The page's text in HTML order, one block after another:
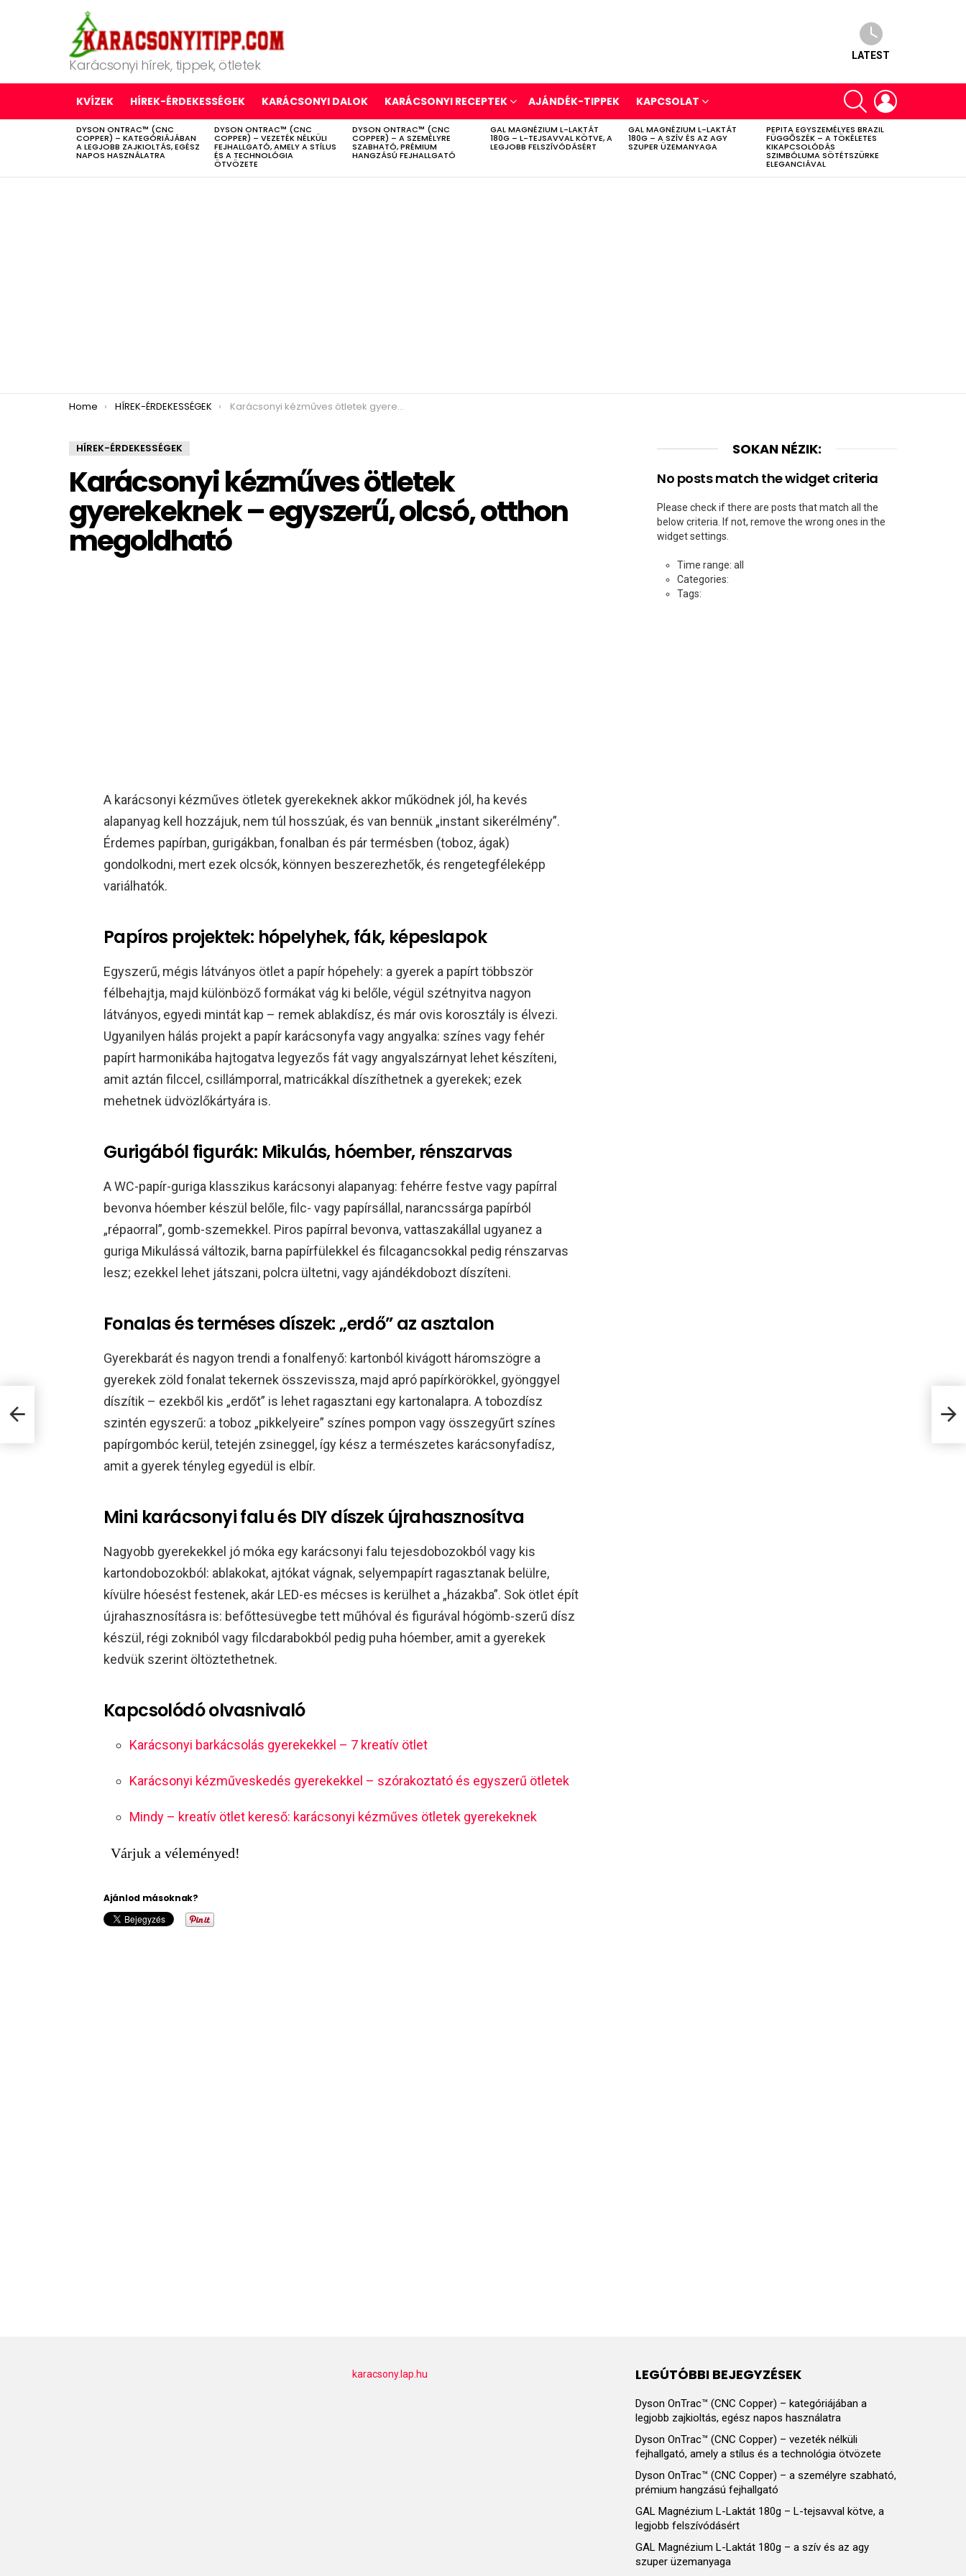
Karácsonyi hírek, tippek, ötletek
LATEST
KVÍZEK HÍREK-ÉRDEKESSÉGEK KARÁCSONYI DALOK KARÁCSONYI RECEPTEK AJÁNDÉK-TIPPEK KAPCSOLAT
SEARCH
LATEST
STORIES
DYSON ONTRAC™ (CNC
COPPER) – KATEGÓRIÁJÁBAN
A LEGJOBB ZAJKIOLTÁS, EGÉSZ
NAPOS HASZNÁLATRA
DYSON ONTRAC™ (CNC
COPPER) – VEZETÉK NÉLKÜLI
FEJHALLGATÓ, AMELY A STÍLUS
ÉS A TECHNOLÓGIA
ÖTVÖZETE
DYSON ONTRAC™ (CNC
COPPER) – A SZEMÉLYRE
SZABHATÓ, PRÉMIUM
HANGZÁSÚ FEJHALLGATÓ
GAL MAGNÉZIUM L-LAKTÁT
180G – L-TEJSAVVAL KÖTVE, A
LEGJOBB FELSZÍVÓDÁSÉRT
GAL MAGNÉZIUM L-LAKTÁT
180G – A SZÍV ÉS AZ AGY
SZUPER ÜZEMANYAGA
PEPITA EGYSZEMÉLYES BRAZIL
FÜGGŐSZÉK – A TÖKÉLETES
KIKAPCSOLÓDÁS
SZIMBÓLUMA SÖTÉTSZÜRKE
ELEGANCIÁVAL
You are here:
Home HÍREK-ÉRDEKESSÉGEK Karácsonyi kézműves ötletek gyerekeknek – egyszerű, olcsó, otthon megoldható
HÍREK-ÉRDEKESSÉGEK
Karácsonyi kézműves ötletek
gyerekeknek – egyszerű, olcsó, otthon
megoldható
A karácsonyi kézműves ötletek gyerekeknek akkor működnek jól, ha kevés
alapanyag kell hozzájuk, nem túl hosszúak, és van bennük „instant sikerélmény”.
Érdemes papírban, gurigákban, fonalban és pár termésben (toboz, ágak)
gondolkodni, mert ezek olcsók, könnyen beszerezhetők, és rengetegféleképp
variálhatók.​
Papíros projektek: hópelyhek, fák, képeslapok
Egyszerű, mégis látványos ötlet a papír hópehely: a gyerek a papírt többször
félbehajtja, majd különböző formákat vág ki belőle, végül szétnyitva nagyon
látványos, egyedi mintát kap – remek ablakdísz, és már ovis korosztály is élvezi.
Ugyanilyen hálás projekt a papír karácsonyfa vagy angyalka: színes vagy fehér
papírt harmonikába hajtogatva legyezős fát vagy angyalszárnyat lehet készíteni,
amit aztán filccel, csillámporral, matricákkal díszíthetnek a gyerekek; ezek
mehetnek üdvözlőkártyára is.​​
Gurigából figurák: Mikulás, hóember, rénszarvas
A WC-papír-guriga klasszikus karácsonyi alapanyag: fehérre festve vagy papírral
bevonva hóember készül belőle, filc- vagy papírsállal, narancssárga papírból
„répaorral”, gomb-szemekkel. Piros papírral bevonva, vattaszakállal ugyanez a
guriga Mikulássá változik, barna papírfülekkel és filcagancsokkal pedig rénszarvas
lesz; ezekkel lehet játszani, polcra ültetni, vagy ajándékdobozt díszíteni.​
Fonalas és terméses díszek: „erdő” az asztalon
Gyerekbarát és nagyon trendi a fonalfenyő: kartonból kivágott háromszögre a
gyerekek zöld fonalat tekernek összevissza, majd apró papírkörökkel, gyönggyel
díszítik – ezekből kis „erdőt” is lehet ragasztani egy kartonalapra. A tobozdísz
szintén egyszerű: a toboz „pikkelyeire” színes pompon vagy összegyűrt színes
papírgombóc kerül, tetején zsineggel, így kész a természetes karácsonyfadísz,
amit a gyerek tényleg egyedül is elbír.​
Mini karácsonyi falu és DIY díszek újrahasznosítva
Nagyobb gyerekekkel jó móka egy karácsonyi falu tejesdobozokból vagy kis
kartondobozokból: ablakokat, ajtókat vágnak, selyempapírt ragasztanak belülre,
kívülre hóesést festenek, akár LED-es mécses is kerülhet a „házakba”. Sok ötlet épít
újrahasznosításra is: befőttesüvegbe tett műhóval és figurával hógömb-szerű dísz
készül, régi zokniból vagy filcdarabokból pedig puha hóember, amit a gyerekek
kedvük szerint öltöztethetnek.​
Kapcsolódó olvasnivaló
Karácsonyi barkácsolás gyerekekkel – 7 kreatív ötlet
Karácsonyi kézműveskedés gyerekekkel – szórakoztató és egyszerű ötletek
Mindy – kreatív ötlet kereső: karácsonyi kézműves ötletek gyerekeknek
Várjuk a véleményed!
Ajánlod másoknak?
SOKAN NÉZIK:
No posts match the widget criteria
Please check if there are posts that match all the
below criteria. If not, remove the wrong ones in the
widget settings.
Time range: all
Categories:
Tags:
karacsony.lap.hu LEGÚTÓBBI BEJEGYZÉSEK
Dyson OnTrac™ (CNC Copper) – kategóriájában a
legjobb zajkioltás, egész napos használatra
Dyson OnTrac™ (CNC Copper) – vezeték nélküli
fejhallgató, amely a stílus és a technológia ötvözete
Dyson OnTrac™ (CNC Copper) – a személyre szabható,
prémium hangzású fejhallgató
GAL Magnézium L-Laktát 180g – L-tejsavval kötve, a
legjobb felszívódásért
GAL Magnézium L-Laktát 180g – a szív és az agy
szuper üzemanyaga